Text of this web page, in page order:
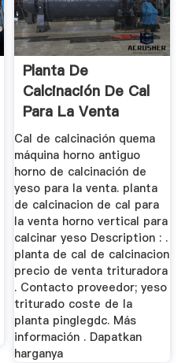
Planta De
Calcinación De Cal
Para La Venta
Cal de calcinación quema
máquina horno antiguo
horno de calcinación de
yeso para la venta. planta
de calcinacion de cal para
la venta horno vertical para
calcinar yeso Description : .
planta de cal de calcinacion
precio de venta trituradora
. Contacto proveedor; yeso
triturado coste de la
planta pinglegdc. Más
información . Dapatkan
harganya